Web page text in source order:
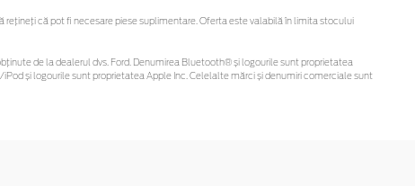
rețineți că pot fi necesare piese suplimentare. Oferta este valabilă în limita stocului
de la dealerul dvs. Ford. Denumirea Bluetooth® și logourile sunt proprietatea
și logourile sunt proprietatea Apple Inc. Celelalte mărci și denumiri comerciale sunt